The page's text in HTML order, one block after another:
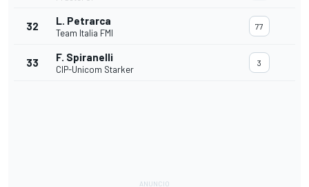
32 L. Petrarca
Team Italia FMI
77
33 F. Spiranelli
CIP-Unicom Starker
3